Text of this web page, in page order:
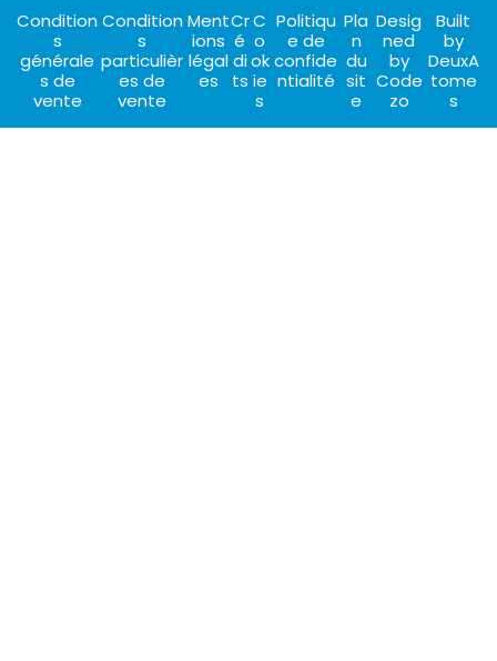
Condition
s
générale
s de
vente
Condition
s
particulièr
es de
vente
Ment
ions
légal
es
Cr
é
di
ts
C
o
ok
ie
s
Politiqu
e de
confide
ntialité
Pla
n
du
sit
e
Desig
ned
by
Code
zo
Built
by
DeuxA
tome
s